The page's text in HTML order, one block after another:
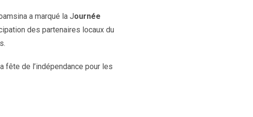
a marqué la Journée
des partenaires locaux du
fête de l’indépendance pour les